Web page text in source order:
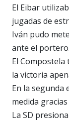
El Eibar
jugadas de
Iván pudo
ante el portero.
El
la victoria
En la segunda
medida
La SD